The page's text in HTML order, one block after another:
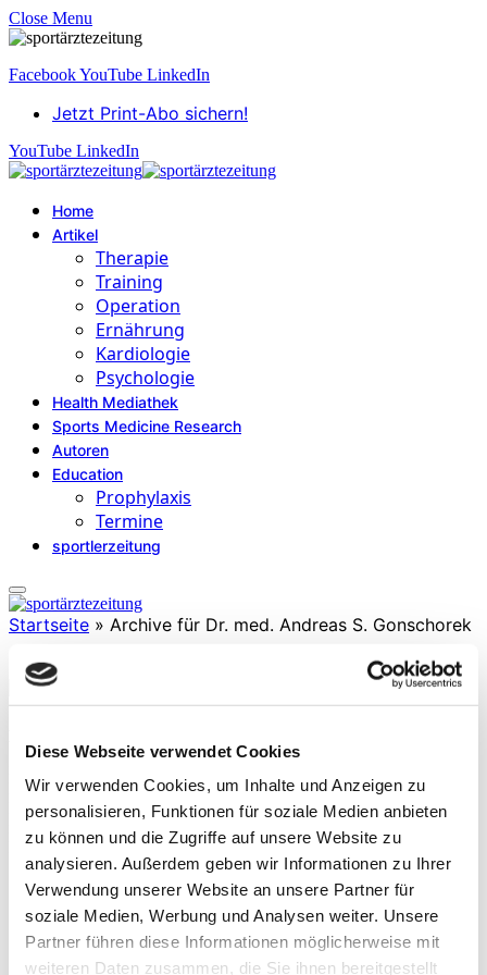
Diese Webseite verwendet Cookies
Wir verwenden Cookies, um Inhalte und Anzeigen zu
personalisieren, Funktionen für soziale Medien anbieten
zu können und die Zugriffe auf unsere Website zu
analysieren. Außerdem geben wir Informationen zu Ihrer
Verwendung unserer Website an unsere Partner für
soziale Medien, Werbung und Analysen weiter. Unsere
Partner führen diese Informationen möglicherweise mit
weiteren Daten zusammen, die Sie ihnen bereitgestellt
Close Menu
FacebookYouTube LinkedIn
Jetzt Print-Abo sichern!
YouTube LinkedIn
Home
Artikel
Therapie
Training
Operation
Ernährung
Kardiologie
Psychologie
Health Mediathek
Sports Medicine Research
Autoren
Education
Prophylaxis
Termine
sportlerzeitung
Startseite » Archive für Dr. med. Andreas S. Gonschorek
Klinikum Hamburg sowie Chefarzt der Abteilung
Neurotraumatologie und Sportneurologie. Außerdem
neuromedizinische Betreuung von Spitzensportlern und Vereinen im
Rahmen des Concussion Center Hamburg.